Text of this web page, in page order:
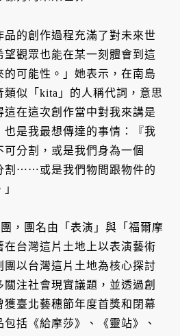
品的創作過程充滿了對未來世
望觀眾也能在某一刻體會到這
的可能性。」她表示，在南島
似「kita」的人稱代詞，意思
這在這次創作當中對我來講是
也是我最想傳達的事情：『我
分割，或是我們身為一個
割⋯⋯或是我們物間跟物件的
，團名由「表演」與「福爾摩
在台灣這片土地上以表演藝術
團以台灣這片土地為核心探討
注社會現實議題，並透過創
獲臺北藝穗節年度首獎和閉幕
括《給摩莎》、《靈站》、